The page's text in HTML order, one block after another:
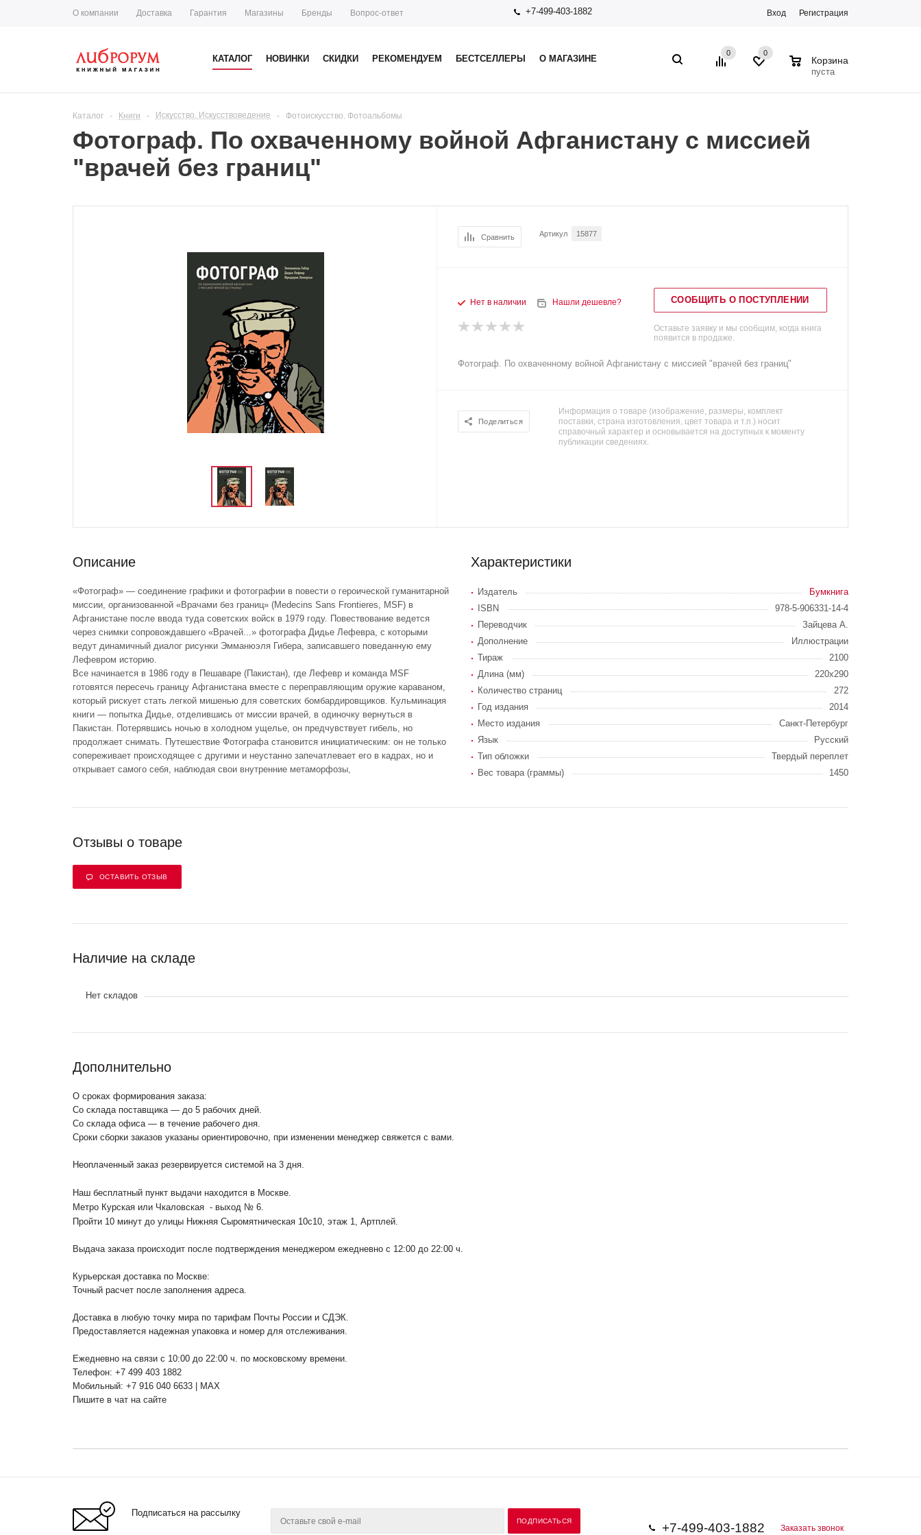
О компании Доставка Гарантия Магазины Бренды Вопрос-ответ +7-499-403-1882 Вход Регистрация
КАТАЛОГ НОВИНКИ СКИДКИ РЕКОМЕНДУЕМ БЕСТСЕЛЛЕРЫ О МАГАЗИНЕ
0 0
Корзина
пуста
Каталог - Книги - Искусство. Искусствоведение - Фотоискусство. Фотоальбомы
Фотограф. По охваченному войной Афганистану с миссией
"врачей без границ"
Сравнить Артикул 15877
Нет в наличии Нашли дешевле? СООБЩИТЬ О ПОСТУПЛЕНИИ
Оставьте заявку и мы сообщим, когда книга
появится в продаже.
Фотограф. По охваченному войной Афганистану с миссией "врачей без границ"
Поделиться
Информация о товаре (изображение, размеры, комплект
поставки, страна изготовления, цвет товара и т.п.) носит
справочный характер и основывается на доступных к моменту
публикации сведениях.
Описание
«Фотограф» — соединение графики и фотографии в повести о героической гуманитарной
миссии, организованной «Врачами без границ» (Medecins Sans Frontieres, MSF) в
Афганистане после ввода туда советских войск в 1979 году. Повествование ведется
через снимки сопровождавшего «Врачей...» фотографа Дидье Лефевра, с которыми
ведут динамичный диалог рисунки Эмманюэля Гибера, записавшего поведанную ему
Лефевром историю.
Все начинается в 1986 году в Пешаваре (Пакистан), где Лефевр и команда MSF
готовятся пересечь границу Афганистана вместе с переправляющим оружие караваном,
который рискует стать легкой мишенью для советских бомбардировщиков. Кульминация
книги — попытка Дидье, отделившись от миссии врачей, в одиночку вернуться в
Пакистан. Потерявшись ночью в холодном ущелье, он предчувствует гибель, но
продолжает снимать. Путешествие Фотографа становится инициатическим: он не только
сопереживает происходящее с другими и неустанно запечатлевает его в кадрах, но и
открывает самого себя, наблюдая свои внутренние метаморфозы,
Характеристики
Издатель
Бумкнига
ISBN
978-5-906331-14-4
Переводчик
Зайцева А.
Дополнение
Иллюстрации
Тираж
2100
Длина (мм)
220x290
Количество страниц
272
Год издания
2014
Место издания
Санкт-Петербург
Язык
Русский
Тип обложки
Твердый переплет
Вес товара (граммы)
1450
Отзывы о товаре
ОСТАВИТЬ ОТЗЫВ
Наличие на складе
Нет складов
Дополнительно
О сроках формирования заказа:
Со склада поставщика — до 5 рабочих дней.
Со склада офиса — в течение рабочего дня.
Сроки сборки заказов указаны ориентировочно, при изменении менеджер свяжется с вами.
Неоплаченный заказ резервируется системой на 3 дня.
Наш бесплатный пункт выдачи находится в Москве.
Метро Курская или Чкаловская - выход № 6.
Пройти 10 минут до улицы Нижняя Сыромятническая 10с10 , этаж 1, Артплей.
Выдача заказа происходит после подтверждения менеджером ежедневно с 12:00 до 22:00 ч.
Курьерская доставка по Москве:
Точный расчет после заполнения адреса.
Доставка в любую точку мира по тарифам Почты России и СДЭК.
Предоставляется надежная упаковка и номер для отслеживания.
Ежедневно на связи с 10:00 до 22:00 ч. по московскому времени.
Телефон: +7 499 403 1882
Мобильный: +7 916 040 6633 | MAX
Пишите в чат на сайте
Подписаться на рассылку
+7-499-403-1882 Заказать звонок